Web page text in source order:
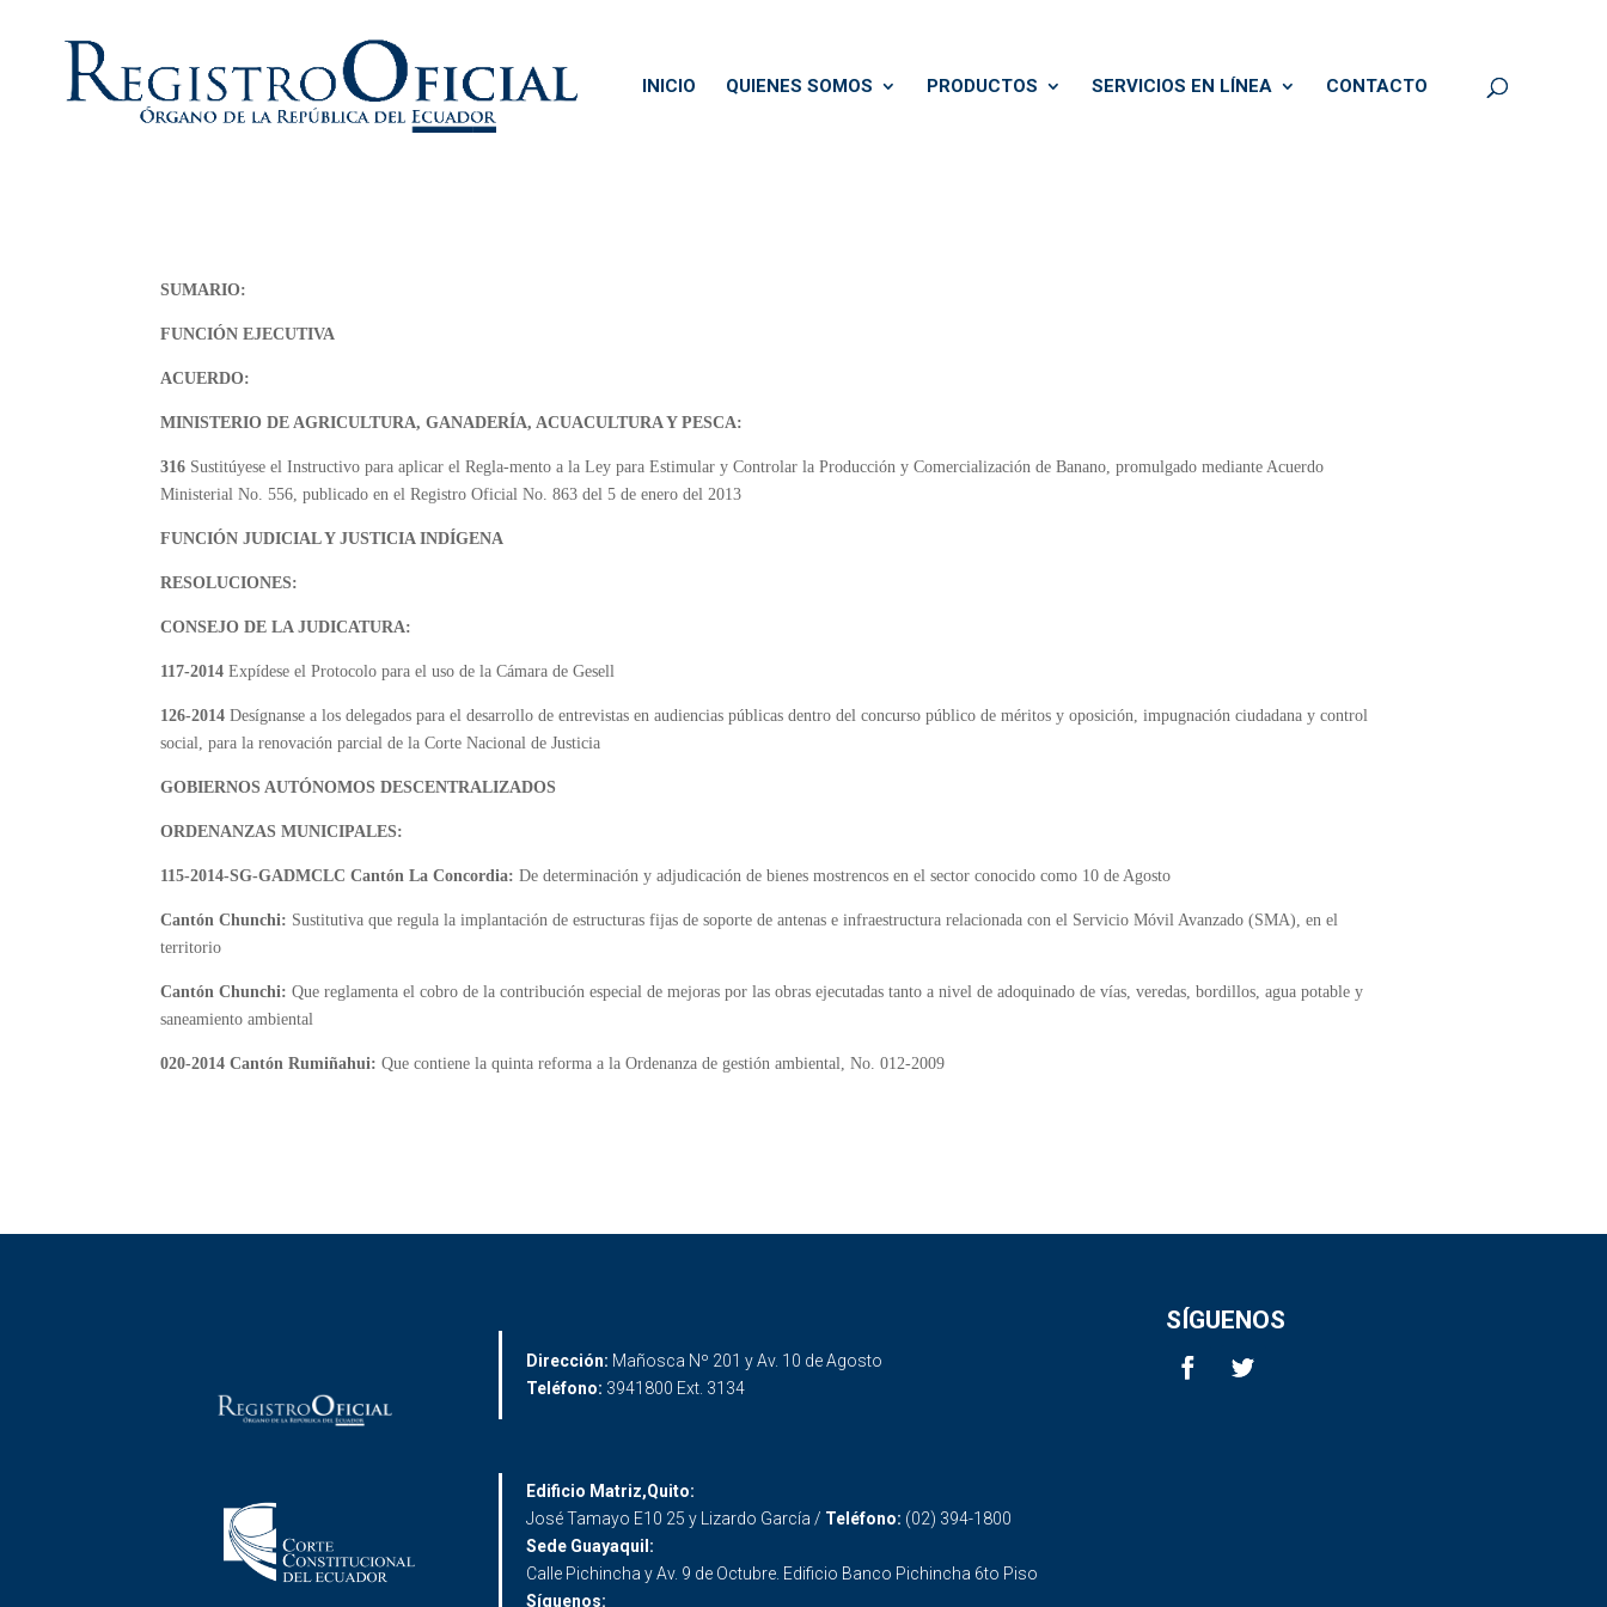
INICIO QUIENES SOMOS PRODUCTOS SERVICIOS EN LÍNEA CONTACTO
SUMARIO:
FUNCIÓN EJECUTIVA
ACUERDO:
MINISTERIO DE AGRICULTURA, GANADERÍA, ACUACULTURA Y PESCA:
316 Sustitúyese el Instructivo para aplicar el Regla-mento a la Ley para Estimular y Controlar la Producción y Comercialización de Banano, promulgado mediante Acuerdo
Ministerial No. 556, publicado en el Registro Oficial No. 863 del 5 de enero del 2013
FUNCIÓN JUDICIAL Y JUSTICIA INDÍGENA
RESOLUCIONES:
CONSEJO DE LA JUDICATURA:
117-2014 Expídese el Protocolo para el uso de la Cámara de Gesell
126-2014 Desígnanse a los delegados para el desarrollo de entrevistas en audiencias públicas dentro del concurso público de méritos y oposición, impugnación ciudadana y control
social, para la renovación parcial de la Corte Nacional de Justicia
GOBIERNOS AUTÓNOMOS DESCENTRALIZADOS
ORDENANZAS MUNICIPALES:
115-2014-SG-GADMCLC Cantón La Concordia: De determinación y adjudicación de bienes mostrencos en el sector conocido como 10 de Agosto
Cantón Chunchi: Sustitutiva que regula la implantación de estructuras fijas de soporte de antenas e infraestructura relacionada con el Servicio Móvil Avanzado (SMA), en el
territorio
Cantón Chunchi: Que reglamenta el cobro de la contribución especial de mejoras por las obras ejecutadas tanto a nivel de adoquinado de vías, veredas, bordillos, agua potable y
saneamiento ambiental
020-2014 Cantón Rumiñahui:Que contiene la quinta reforma a la Ordenanza de gestión ambiental, No. 012-2009
Dirección: Mañosca Nº 201 y Av. 10 de Agosto
Teléfono: 3941800 Ext. 3134
SÍGUENOS
Edificio Matriz,Quito:
José Tamayo E10 25 y Lizardo García / Teléfono: (02) 394-1800
Sede Guayaquil:
Calle Pichincha y Av. 9 de Octubre. Edificio Banco Pichincha 6to Piso
Síguenos: